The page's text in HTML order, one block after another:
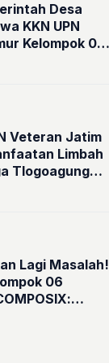
Desa
KKN UPN
Kelompok 04
Masyarakat
Veteran Jatim
Limbah
Tlogoagung
Lagi Masalah!
06
Drum